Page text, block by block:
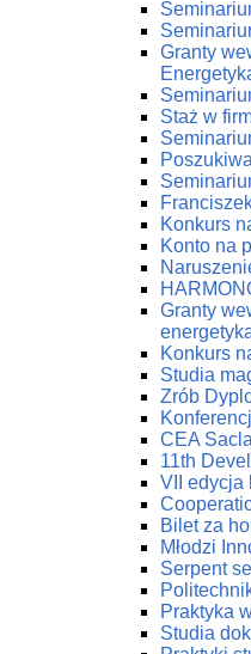
Granty
Staż w
Konkurs
Konto na
Granty
Konkurs
Studia
Zrób
CEA
11th
VII edycja
Bilet za
Młodzi
Serpent
Praktyka
Studia